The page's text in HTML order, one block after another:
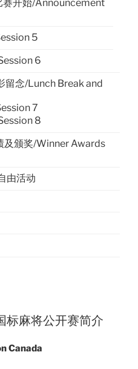
开始/Announcement
5
6
留念/Lunch Break and
7
8
及颁奖/Winner Awards
由活动
标麻将公开赛简介
Canada